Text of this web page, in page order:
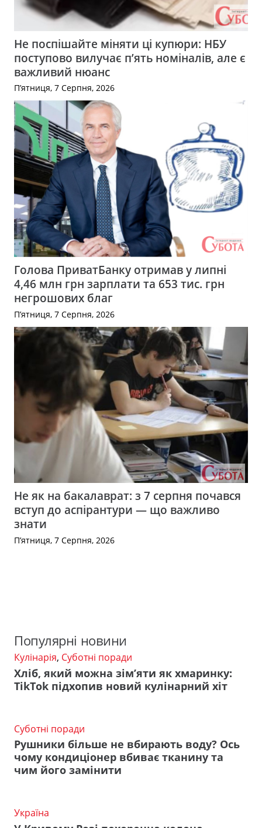
Не поспішайте міняти ці купюри: НБУ
поступово вилучає п’ять номіналів, але є
важливий нюанс
П’ятниця, 7 Серпня, 2026
Голова ПриватБанку отримав у липні
4,46 млн грн зарплати та 653 тис. грн
негрошових благ
П’ятниця, 7 Серпня, 2026
Не як на бакалаврат: з 7 серпня почався
вступ до аспірантури — що важливо
знати
П’ятниця, 7 Серпня, 2026
Популярні новини
Кулінарія, Суботні поради
Хліб, який можна зім’яти як хмаринку:
TikTok підхопив новий кулінарний хіт
Суботні поради
Рушники більше не вбирають воду? Ось
чому кондиціонер вбиває тканину та
чим його замінити
Україна